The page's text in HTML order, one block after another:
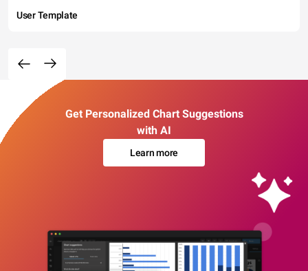
User Template
Get Personalized Chart Suggestions
with AI
Learn more